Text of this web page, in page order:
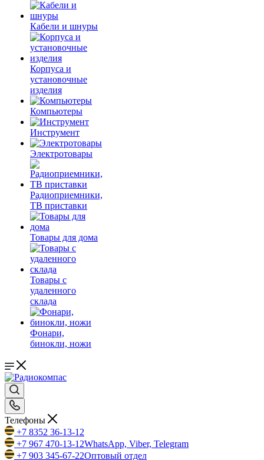
Кабели и шнуры
Корпуса и
установочные
изделия
Компьютеры
Инструмент
Электротовары
Радиоприемники,
ТВ приставки
Товары для дома
Товары с
удаленного
склада
Фонари,
бинокли, ножи
Телефоны
+7 8352 36-13-12
+7 967 470-13-12WhatsApp, Viber, Telegram
+7 903 345-67-22Оптовый отдел